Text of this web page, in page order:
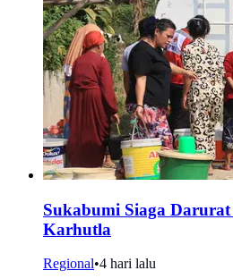
Sukabumi Siaga
Karhutla
Regional•4 hari lalu